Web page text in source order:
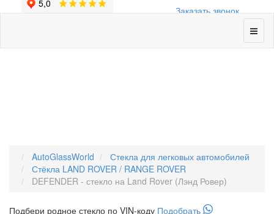
Заказать звонок
AutoGlassWorld
Стекла для легковых автомобилей
Стёкла LAND ROVER / RANGE ROVER
DEFENDER - стекло на Land Rover (Лэнд Ровер)
Подбери родное стекло по VIN-коду Подобрать